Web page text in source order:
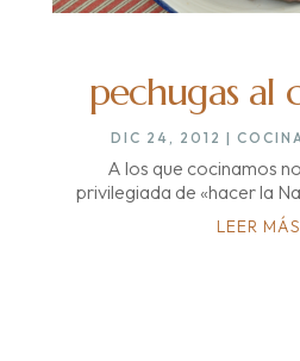
pechugas al
DIC 24, 2012 |
A los que cocinamos
privilegiada de «hacer la
LEER